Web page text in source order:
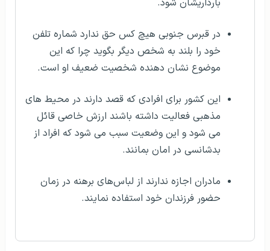
بارداریشان شود.
در قبرس جنوبی هیچ کس حق ندارد شماره تلفن
خود را بلند به شخص دیگر بگوید چرا که این
موضوع نشان دهنده شخصیت ضعیف او است.
این کشور برای افرادی که قصد دارند در محیط های
مذهبی فعالیت داشته باشند ارزش خاصی قائل
می شود و این وضعیت سبب می شود که افراد از
بدشانسی در امان بمانند.
مادران اجازه ندارند از لباس‌های برهنه در زمان
حضور فرزندان خود استفاده نمایند.